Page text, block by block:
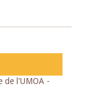
de l'UMOA -